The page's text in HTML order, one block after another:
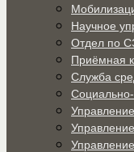
Научное
Отдел по
Приёмная
Служба
Социально-
Управление